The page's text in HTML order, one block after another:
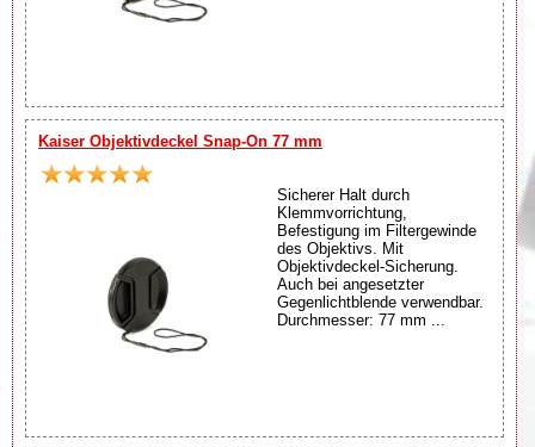
Kaiser Objektivdeckel Snap-On 77 mm
Sicherer Halt durch
Klemmvorrichtung,
Befestigung im Filtergewinde
des Objektivs. Mit
Objektivdeckel-Sicherung.
Auch bei angesetzter
Gegenlichtblende verwendbar.
Durchmesser: 77 mm ...